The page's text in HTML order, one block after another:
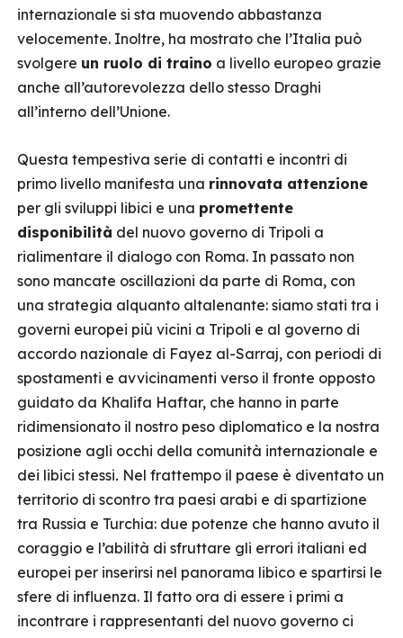
internazionale si sta muovendo abbastanza
velocemente. Inoltre, ha mostrato che l’Italia può
svolgere un ruolo di traino a livello europeo grazie
anche all’autorevolezza dello stesso Draghi
all’interno dell’Unione.
Questa tempestiva serie di contatti e incontri di
primo livello manifesta una rinnovata attenzione
per gli sviluppi libici e una promettente
disponibilità del nuovo governo di Tripoli a
rialimentare il dialogo con Roma. In passato non
sono mancate oscillazioni da parte di Roma, con
una strategia alquanto altalenante: siamo stati tra i
governi europei più vicini a Tripoli e al governo di
accordo nazionale di Fayez al-Sarraj, con periodi di
spostamenti e avvicinamenti verso il fronte opposto
guidato da Khalifa Haftar, che hanno in parte
ridimensionato il nostro peso diplomatico e la nostra
posizione agli occhi della comunità internazionale e
dei libici stessi. Nel frattempo il paese è diventato un
territorio di scontro tra paesi arabi e di spartizione
tra Russia e Turchia: due potenze che hanno avuto il
coraggio e l’abilità di sfruttare gli errori italiani ed
europei per inserirsi nel panorama libico e spartirsi le
sfere di influenza. Il fatto ora di essere i primi a
incontrare i rappresentanti del nuovo governo ci